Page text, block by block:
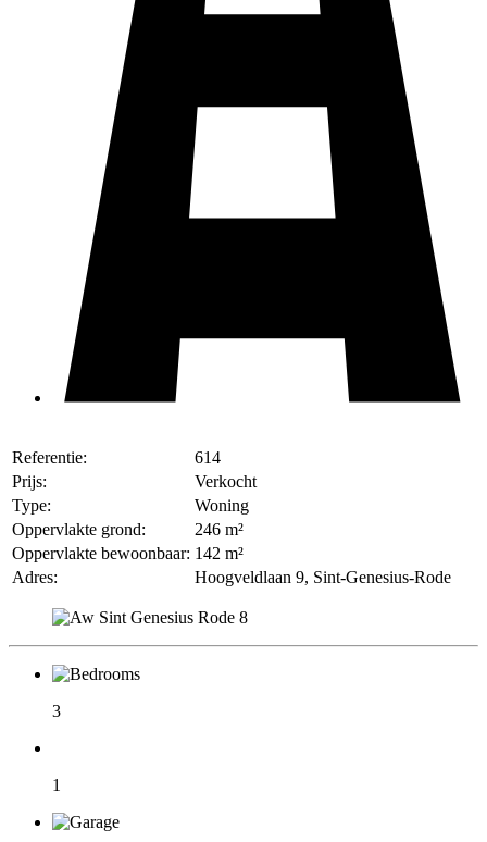
Referentie:
614
Prijs:
Verkocht
Type:
Woning
Oppervlakte grond:
246 m²
Oppervlakte bewoonbaar: 142 m²
Adres:
Hoogveldlaan 9, Sint-Genesius-Rode
3
1